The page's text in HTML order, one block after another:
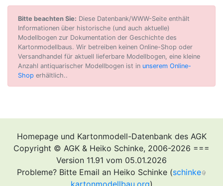
Bitte beachten Sie: Diese Datenbank/WWW-Seite enthält
Informationen über historische (und auch aktuelle)
Modellbogen zur Dokumentation der Geschichte des
Kartonmodellbaus. Wir betreiben keinen Online-Shop oder
Versandhandel für aktuell lieferbare Modellbogen, eine kleine
Anzahl antiquarischer Modellbogen ist in unserem Online-
Shop erhältlich..
Homepage und Kartonmodell-Datenbank des AGK
Copyright © AGK & Heiko Schinke, 2006-2026 ===
Version 11.91 vom 05.01.2026
Probleme? Bitte Email an Heiko Schinke (schinke
kartonmodellbau.org)